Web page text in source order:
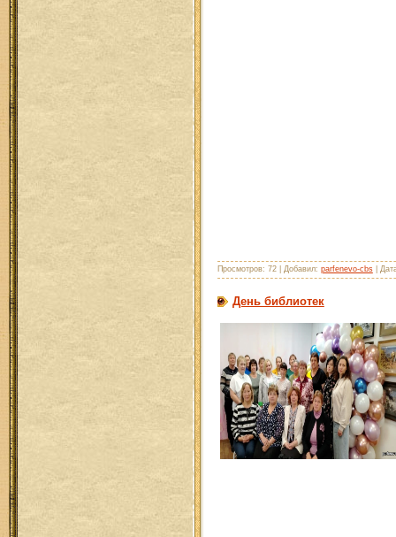
Просмотров: 72 | Добавил: parfenevo-cbs|
День библиотек